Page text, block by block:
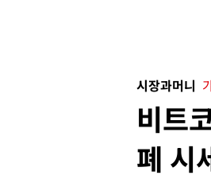
시장과머니
비트
폐 시